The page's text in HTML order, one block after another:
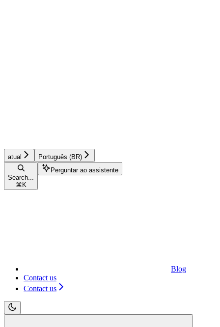
atual Português (BR)
Search...
⌘ K
Perguntar ao assistente
Blog
Contact us
Contact us